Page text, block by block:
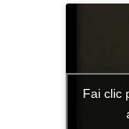
Fai clic